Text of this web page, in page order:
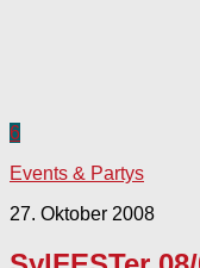
6
Events & Partys
27. Oktober 2008